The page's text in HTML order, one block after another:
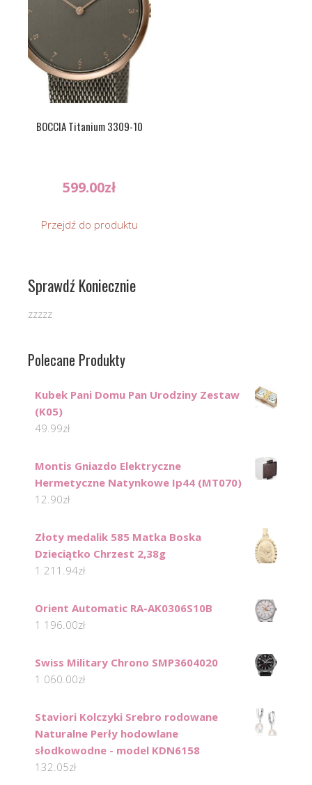
BOCCIA Titanium 3309-10
599.00zł
Przejdź do produktu
Sprawdź Koniecznie
zzzzz
Polecane Produkty
Kubek Pani Domu Pan Urodziny Zestaw
(K05)
49.99zł
Montis Gniazdo Elektryczne
Hermetyczne Natynkowe Ip44 (MT070)
12.90zł
Złoty medalik 585 Matka Boska
Dzieciątko Chrzest 2,38g
1 211.94zł
Orient Automatic RA-AK0306S10B
1 196.00zł
Swiss Military Chrono SMP3604020
1 060.00zł
Staviori Kolczyki Srebro rodowane
Naturalne Perły hodowlane
słodkowodne - model KDN6158
132.05zł